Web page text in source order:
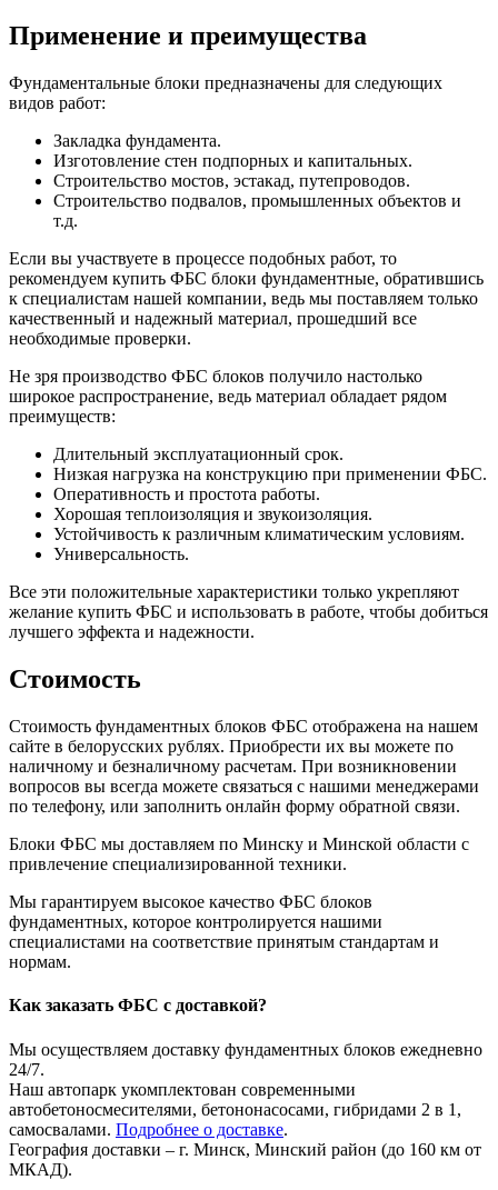
Применение и преимущества
Фундаментальные блоки предназначены для следующих
видов работ:
Закладка фундамента.
Изготовление стен подпорных и капитальных.
Строительство мостов, эстакад, путепроводов.
Строительство подвалов, промышленных объектов и
т.д.
Если вы участвуете в процессе подобных работ, то
рекомендуем купить ФБС блоки фундаментные, обратившись
к специалистам нашей компании, ведь мы поставляем только
качественный и надежный материал, прошедший все
необходимые проверки.
Не зря производство ФБС блоков получило настолько
широкое распространение, ведь материал обладает рядом
преимуществ:
Длительный эксплуатационный срок.
Низкая нагрузка на конструкцию при применении ФБС.
Оперативность и простота работы.
Хорошая теплоизоляция и звукоизоляция.
Устойчивость к различным климатическим условиям.
Универсальность.
Все эти положительные характеристики только укрепляют
желание купить ФБС и использовать в работе, чтобы добиться
лучшего эффекта и надежности.
Стоимость
Стоимость фундаментных блоков ФБС отображена на нашем
сайте в белорусских рублях. Приобрести их вы можете по
наличному и безналичному расчетам. При возникновении
вопросов вы всегда можете связаться с нашими менеджерами
по телефону, или заполнить онлайн форму обратной связи.
Блоки ФБС мы доставляем по Минску и Минской области с
привлечение специализированной техники.
Мы гарантируем высокое качество ФБС блоков
фундаментных, которое контролируется нашими
специалистами на соответствие принятым стандартам и
нормам.
Как заказать ФБС с доставкой?
Мы осуществляем доставку фундаментных блоков ежедневно
24/7.
Наш автопарк укомплектован современными
автобетоносмесителями, бетононасосами, гибридами 2 в 1,
самосвалами. Подробнее о доставке.
География доставки – г. Минск, Минский район (до 160 км от
МКАД).